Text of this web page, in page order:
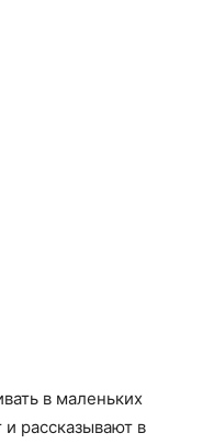
в маленьких
рассказывают в